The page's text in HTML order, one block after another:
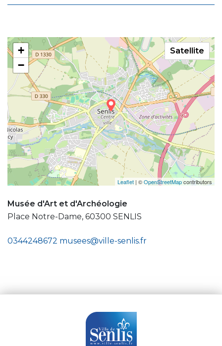
+
−
Leaflet | ©OpenStreetMapcontributors
Satellite
Musée d'Art et d'Archéologie
Place Notre-Dame, 60300 SENLIS
0344248672 musees@ville-senlis.fr